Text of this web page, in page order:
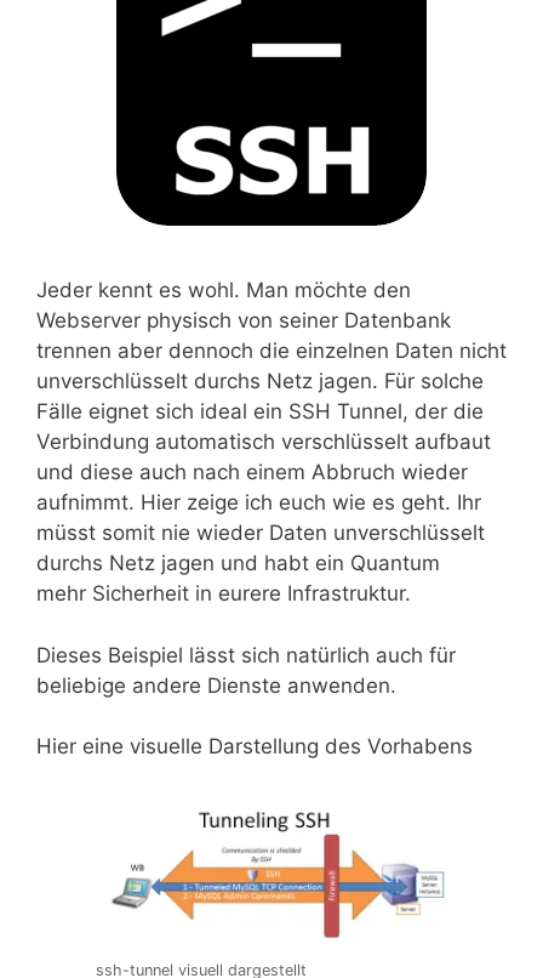
Jeder kennt es wohl. Man möchte den
Webserver physisch von seiner Datenbank
trennen aber dennoch die einzelnen Daten nicht
unverschlüsselt durchs Netz jagen. Für solche
Fälle eignet sich ideal ein SSH Tunnel, der die
Verbindung automatisch verschlüsselt aufbaut
und diese auch nach einem Abbruch wieder
aufnimmt. Hier zeige ich euch wie es geht. Ihr
müsst somit nie wieder Daten unverschlüsselt
durchs Netz jagen und habt ein Quantum
mehr Sicherheit in eurere Infrastruktur.
Dieses Beispiel lässt sich natürlich auch für
beliebige andere Dienste anwenden.
Hier eine visuelle Darstellung des Vorhabens
ssh-tunnel visuell dargestellt